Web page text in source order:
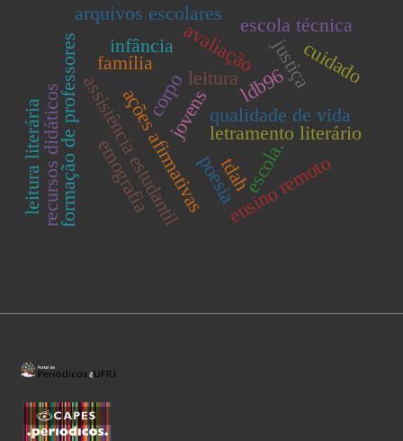
jovens
família
escola.
leitura
letramento literário
poesia
qualidade de vida
ações afirmativas
assistência estudantil ldb96
formação de professores justiça
avaliação
etnografia
arquivos escolares
escola técnica
recursos didáticos ensino remoto
tdah
cuidado
infância
leitura literária
corpo